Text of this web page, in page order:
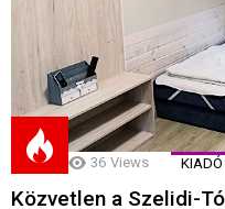
36 Views KIADÓ
Közvetlen a Szelidi-